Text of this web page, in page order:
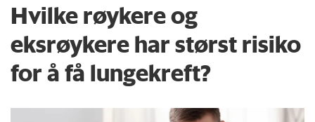
Hvilke røykere og
eksrøykere har størst risiko
for å få lungekreft?